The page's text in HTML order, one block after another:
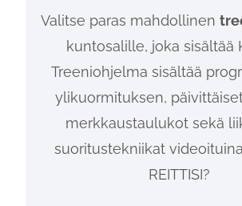
Valitse paras mahdollinen
kuntosalille, joka sisältää
Treeniohjelma sisältää
ylikuormituksen,
merkkaustaulukot sekä
suoritustekniikat
REITTISI?